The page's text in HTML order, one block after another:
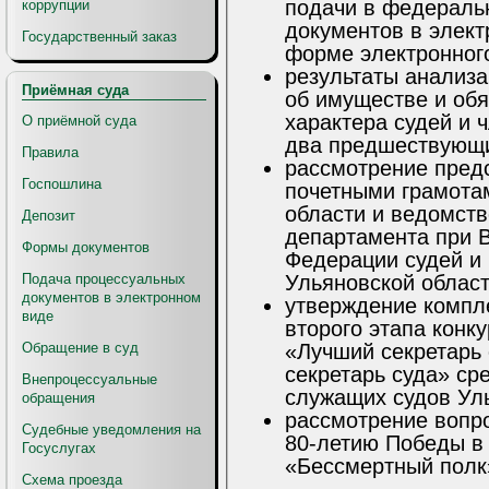
коррупции
Государственный заказ
Приёмная суда
О приёмной суда
Правила
Госпошлина
Депозит
Формы документов
Подача процессуальных
документов в электронном
виде
Обращение в суд
Внепроцессуальные
обращения
Судебные уведомления на
Госуслугах
Схема проезда
подачи в
документов в
форме
результаты
об имуществе и
характера судей и
два
рассмотрение
почетными
области и
департамента при
Федерации судей и
Ульяновской
утверждение
второго этапа
«Лучший
секретарь суда»
служащих судов
рассмотрение
80-летию Победы в
«Бессмертный